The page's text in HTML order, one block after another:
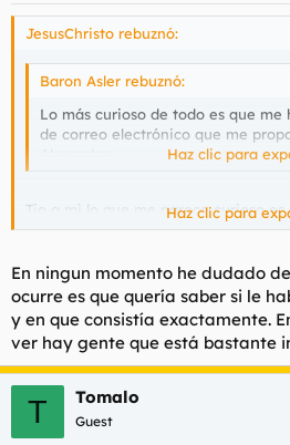
JesusChristo rebuznó:
Baron Asler rebuznó:
Lo más curioso de todo es que
de correo electrónico que me
Haz clic para
Tio a mi lo que me parece curioso es
abogado sospeche siquiera de que
Aunque bueno, no hace mucho le
preguntar si la BBC era inglesa...
Haz clic para
En ningun momento he dudado
ocurre es que quería saber si le
y en que consistía exactamente.
ver hay gente que está bastante
T Tomalo
Guest